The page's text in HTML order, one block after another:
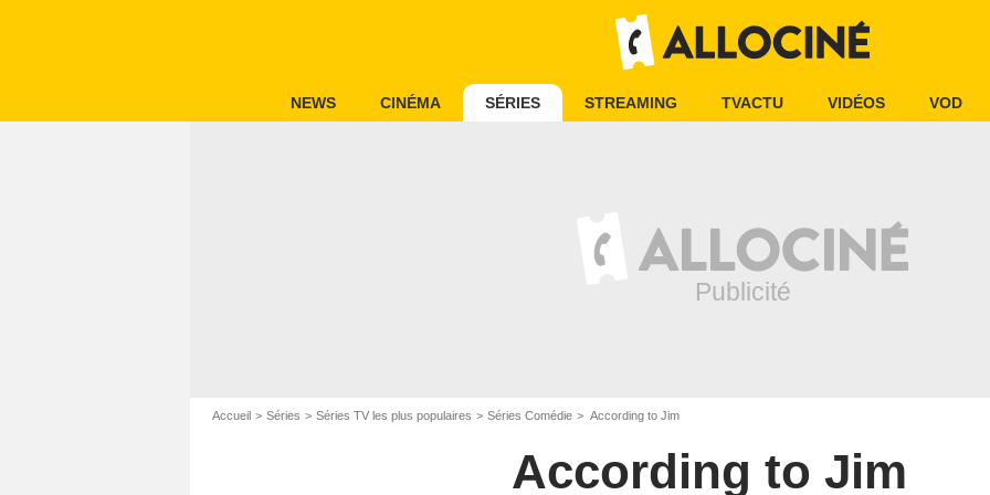
NEWS CINÉMA SÉRIES STREAMING TVACTU VIDÉOS VOD
Accueil Séries Séries TV les plus populaires Séries Comédie According to Jim
According to Jim